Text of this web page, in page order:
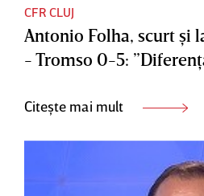
CFR CLUJ
Antonio Folha, scurt şi
- Tromso 0-5:
Citește mai mult